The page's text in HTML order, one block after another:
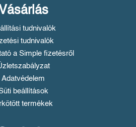
Vásárlás
tudnivalók
tudnivalók
a Simple fizetésről
Adatvédelem
beállítások
termékek